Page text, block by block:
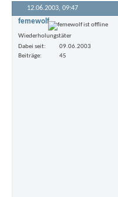
12.06.2003, 09:47
femewolf
Wiederholungstäter
Dabei seit
09.06.2003
Beiträge
45